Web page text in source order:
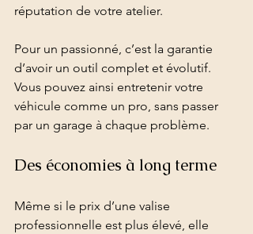
réputation de votre atelier.
Pour un passionné, c’est la garantie
d’avoir un outil complet et évolutif.
Vous pouvez ainsi entretenir votre
véhicule comme un pro, sans passer
par un garage à chaque problème.
Des économies à long terme
Même si le prix d’une valise
professionnelle est plus élevé, elle